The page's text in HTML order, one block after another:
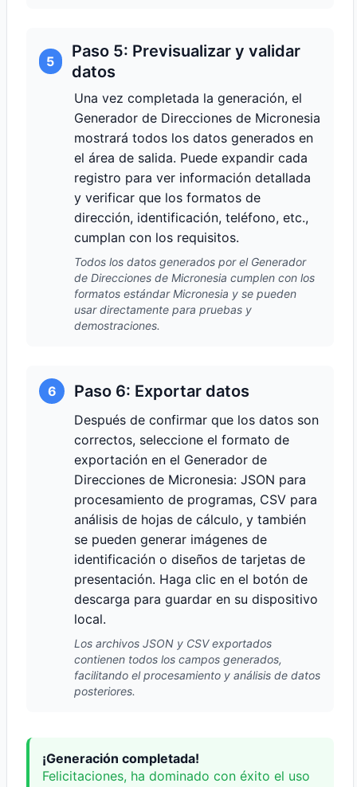
5
Paso 5: Previsualizar y validar
datos
Una vez completada la generación, el
Generador de Direcciones de Micronesia
mostrará todos los datos generados en
el área de salida. Puede expandir cada
registro para ver información detallada
y verificar que los formatos de
dirección, identificación, teléfono, etc.,
cumplan con los requisitos.
Todos los datos generados por el Generador
de Direcciones de Micronesia cumplen con los
formatos estándar Micronesia y se pueden
usar directamente para pruebas y
demostraciones.
6 Paso 6: Exportar datos
Después de confirmar que los datos son
correctos, seleccione el formato de
exportación en el Generador de
Direcciones de Micronesia: JSON para
procesamiento de programas, CSV para
análisis de hojas de cálculo, y también
se pueden generar imágenes de
identificación o diseños de tarjetas de
presentación. Haga clic en el botón de
descarga para guardar en su dispositivo
local.
Los archivos JSON y CSV exportados
contienen todos los campos generados,
facilitando el procesamiento y análisis de datos
posteriores.
¡Generación completada!
Felicitaciones, ha dominado con éxito el uso